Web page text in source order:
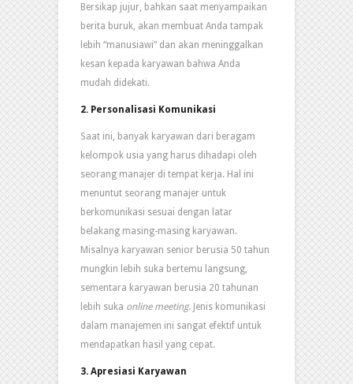
Bersikap jujur, bahkan saat menyampaikan
berita buruk, akan membuat Anda tampak
lebih “manusiawi” dan akan meninggalkan
kesan kepada karyawan bahwa Anda
mudah didekati.
2. Personalisasi Komunikasi
Saat ini, banyak karyawan dari beragam
kelompok usia yang harus dihadapi oleh
seorang manajer di tempat kerja. Hal ini
menuntut seorang manajer untuk
berkomunikasi sesuai dengan latar
belakang masing-masing karyawan.
Misalnya karyawan senior berusia 50 tahun
mungkin lebih suka bertemu langsung,
sementara karyawan berusia 20 tahunan
lebih suka online meeting. Jenis komunikasi
dalam manajemen ini sangat efektif untuk
mendapatkan hasil yang cepat.
3. Apresiasi Karyawan